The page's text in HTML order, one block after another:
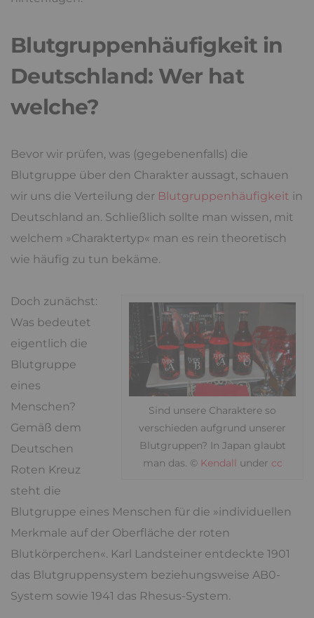
Blutgruppenhäufigkeit in
Deutschland: Wer hat
welche?
Bevor wir prüfen, was (gegebenenfalls) die
Blutgruppe über den Charakter aussagt, schauen
wir uns die Verteilung der Blutgruppenhäufigkeit in
Deutschland an. Schließlich sollte man wissen, mit
welchem »Charaktertyp« man es rein theoretisch
wie häufig zu tun bekäme.
Sind unsere Charaktere so
verschieden aufgrund unserer
Blutgruppen? In Japan glaubt
man das. © Kendall under cc
Doch zunächst:
Was bedeutet
eigentlich die
Blutgruppe
eines
Menschen?
Gemäß dem
Deutschen
Roten Kreuz
steht die
Blutgruppe eines Menschen für die »individuellen
Merkmale auf der Oberfläche der roten
Blutkörperchen«. Karl Landsteiner entdeckte 1901
das Blutgruppensystem beziehungsweise AB0-
System sowie 1941 das Rhesus-System.